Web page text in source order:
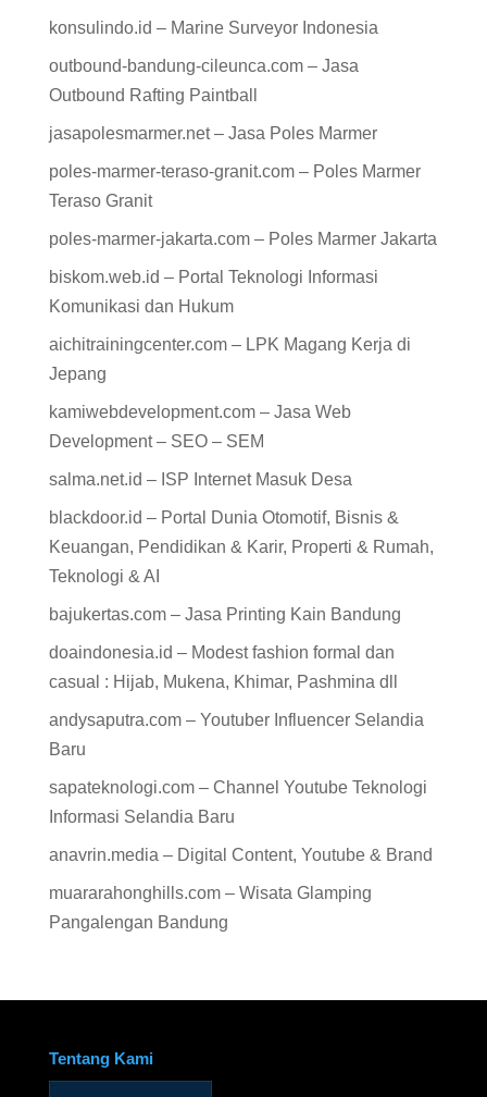
konsulindo.id – Marine Surveyor Indonesia
outbound-bandung-cileunca.com – Jasa
Outbound Rafting Paintball
jasapolesmarmer.net – Jasa Poles Marmer
poles-marmer-teraso-granit.com – Poles Marmer
Teraso Granit
poles-marmer-jakarta.com – Poles Marmer Jakarta
biskom.web.id – Portal Teknologi Informasi
Komunikasi dan Hukum
aichitrainingcenter.com – LPK Magang Kerja di
Jepang
kamiwebdevelopment.com – Jasa Web
Development – SEO – SEM
salma.net.id – ISP Internet Masuk Desa
blackdoor.id – Portal Dunia Otomotif, Bisnis &
Keuangan, Pendidikan & Karir, Properti & Rumah,
Teknologi & AI
bajukertas.com – Jasa Printing Kain Bandung
doaindonesia.id – Modest fashion formal dan
casual : Hijab, Mukena, Khimar, Pashmina dll
andysaputra.com – Youtuber Influencer Selandia
Baru
sapateknologi.com – Channel Youtube Teknologi
Informasi Selandia Baru
anavrin.media – Digital Content, Youtube & Brand
muararahonghills.com – Wisata Glamping
Pangalengan Bandung
Tentang Kami